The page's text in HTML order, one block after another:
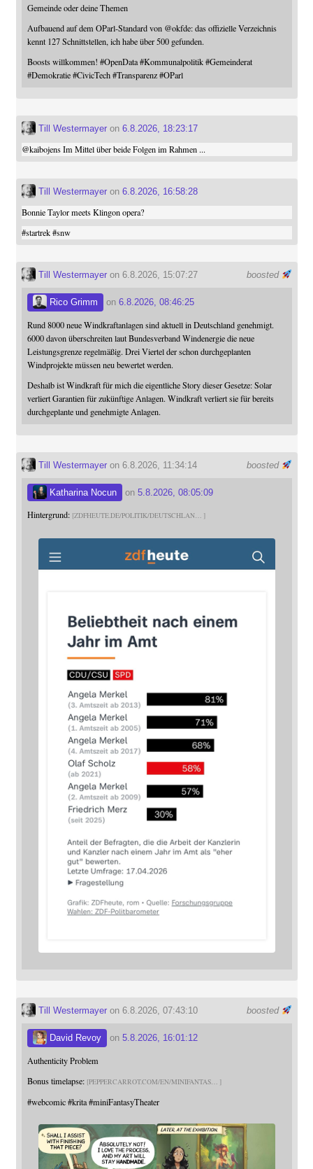
Gemeinde oder deine Themen
Aufbauend auf dem OParl-Standard von @okfde: das offizielle Verzeichnis
kennt 127 Schnittstellen, ich habe über 500 gefunden.
Boosts willkommen! #OpenData #Kommunalpolitik #Gemeinderat
#Demokratie #CivicTech #Transparenz #OParl
Till Westermayeron 6.8.2026, 18:23:17
@kaibojensIm Mittel über beide Folgen im Rahmen ...
Till Westermayeron 6.8.2026, 16:58:28
Bonnie Taylor meets Klingon opera?
#startrek #snw
boosted
Till Westermayeron 6.8.2026, 15:07:27
Rico Grimm on 6.8.2026, 08:46:25
Rund 8000 neue Windkraftanlagen sind aktuell in Deutschland genehmigt.
6000 davon überschreiten laut Bundesverband Windenergie die neue
Leistungsgrenze regelmäßig. Drei Viertel der schon durchgeplanten
Windprojekte müssen neu bewertet werden.
Deshalb ist Windkraft für mich die eigentliche Story dieser Gesetze: Solar
verliert Garantien für zukünftige Anlagen. Windkraft verliert sie für bereits
durchgeplante und genehmigte Anlagen.
boosted
Till Westermayeron 6.8.2026, 11:34:14
Katharina Nocun on 5.8.2026, 08:05:09
Hintergrund: ZDFHEUTE.DE/POLITIK/DEUTSCHLAN
boosted
Till Westermayeron 6.8.2026, 07:43:10
David Revoy on 5.8.2026, 16:01:12
Authenticity Problem
Bonus timelapse: PEPPERCARROT.COM/EN/MINIFANTAS
#webcomic #krita #miniFantasyTheater